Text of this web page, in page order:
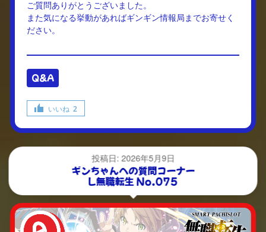
ご質問ありがとうございました。
また気になる挙動があればギンギン情報局までお寄せく
ださい。
Q&A
いいね 2
投稿日: 2026年5月9日
ギンちゃんへの質問コーナー
L無職転生 No.075